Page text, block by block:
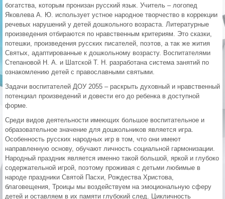
богатства, которым пронизан русский язык. Учитель – логопед
Яковлева А. Ю. использует устное народное творчество в коррекции
речевых нарушений у детей дошкольного возраста. Литературные
произведения отбираются по нравственным критериям. Это сказки,
потешки, произведения русских писателей, поэтов, а так же жития
Святых, адаптированные к дошкольному возрасту. Воспитателями
Степановой Н. А. и Шатской Т. Н. разработана система занятий по
ознакомлению детей с православными святыми.
Задачи воспитателей ДОУ 2055 – раскрыть духовный и нравственный
потенциал произведений и довести его до ребенка в доступной
форме.
Среди видов деятельности имеющих большое воспитательное и
образовательное значение для дошкольников является игра.
Особенность русских народных игр в том, что они имеют
направленную основу, обучают личность социальной гармонизации.
Народный праздник является именно такой большой, яркой и глубоко
содержательной игрой, поэтому проживая с детьми любимые в
народе праздники Святой Пасхи, Рождества Христова,
благовещения, Троицы мы воздействуем на эмоциональную сферу
детей и оставляем в их памяти глубокий след. Цикличность